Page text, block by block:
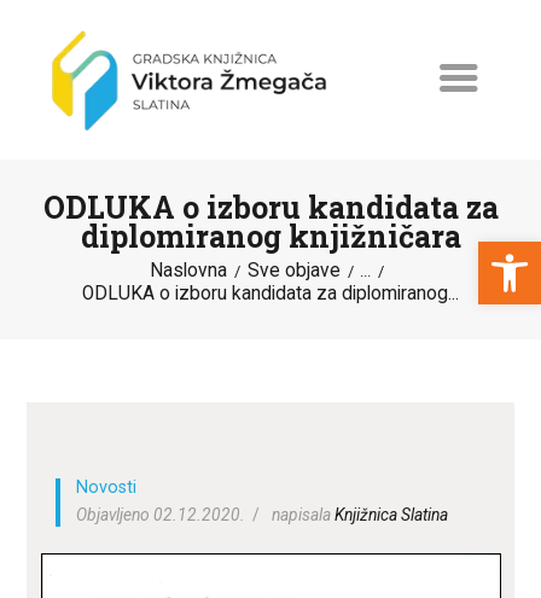
Open toolbar
ODLUKA o izboru kandidata za
diplomiranog knjižničara
Naslovna Sve objave ...
ODLUKA o izboru kandidata za diplomiranog...
NASLOVNA
KATALOG
O KNJIŽNICI
Novosti
Objavljeno 02.12.2020.
napisalaKnjižnica Slatina